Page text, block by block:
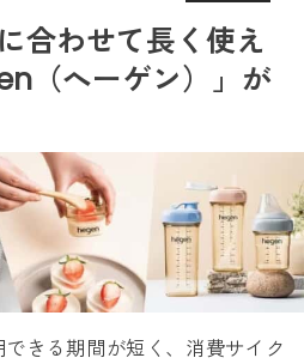
合わせて長く使え
（へーゲン）」が
きる期間が短く、消費サイク